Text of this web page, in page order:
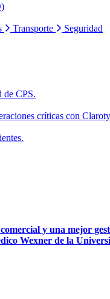
Transporte
Seguridad
de CPS.
críticas con
y una mejor
Wexner de la